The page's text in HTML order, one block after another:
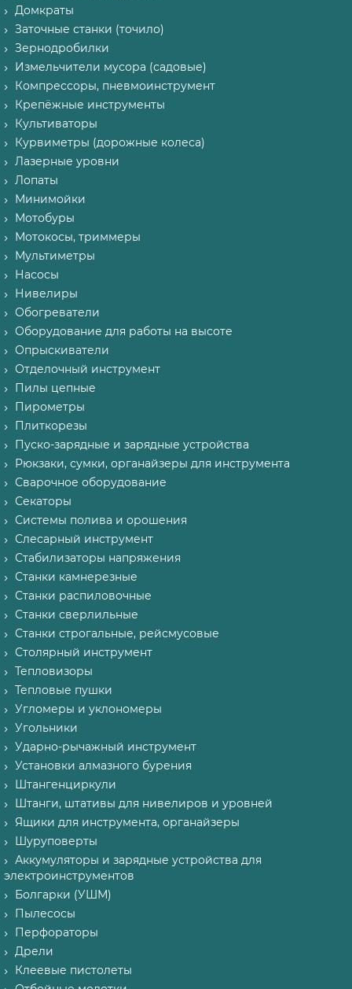
Домкраты
Заточные станки (точило)
Зернодробилки
Измельчители мусора (садовые)
Компрессоры, пневмоинструмент
Крепёжные инструменты
Культиваторы
Курвиметры (дорожные колеса)
Лазерные уровни
Лопаты
Минимойки
Мотобуры
Мотокосы, триммеры
Мультиметры
Насосы
Нивелиры
Обогреватели
Оборудование для работы на высоте
Опрыскиватели
Отделочный инструмент
Пилы цепные
Пирометры
Плиткорезы
Пуско-зарядные и зарядные устройства
Рюкзаки, сумки, органайзеры для инструмента
Сварочное оборудование
Секаторы
Системы полива и орошения
Слесарный инструмент
Стабилизаторы напряжения
Станки камнерезные
Станки распиловочные
Станки сверлильные
Станки строгальные, рейсмусовые
Столярный инструмент
Тепловизоры
Тепловые пушки
Угломеры и уклономеры
Угольники
Ударно-рычажный инструмент
Установки алмазного бурения
Штангенциркули
Штанги, штативы для нивелиров и уровней
Ящики для инструмента, органайзеры
Шуруповерты
Аккумуляторы и зарядные устройства для
электроинструментов
Болгарки (УШМ)
Пылесосы
Перфораторы
Дрели
Клеевые пистолеты